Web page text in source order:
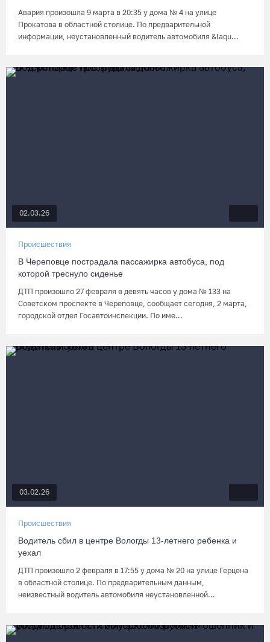
Авария произошла 9 марта в 20:35 у дома № 4 на улице
Прокатова в областной столице. По предварительной
информации, неустановленный водитель автомобиля &laqu...
02.03.26
Происшествия
В Череповце пострадала пассажирка автобуса, под
которой треснуло сиденье
ДТП произошло 27 февраля в девять часов у дома № 133 на
Советском проспекте в Череповце, сообщает сегодня, 2 марта,
городской отдел Госавтоинспекции. По име...
03.02.26
Происшествия
Водитель сбил в центре Вологды 13-летнего ребенка и
уехал
ДТП произошло 2 февраля в 17:55 у дома № 20 на улице Герцена
в областной столице. По предварительным данным,
неизвестный водитель автомобиля неустановленной...